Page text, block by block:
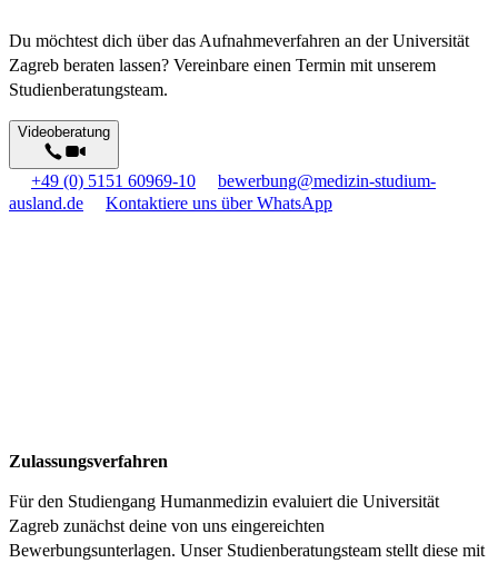
Du möchtest dich über das Aufnahmeverfahren an der Universität
Zagreb beraten lassen? Vereinbare einen Termin mit unserem
Studienberatungsteam.
Videoberatung
+49 (0) 5151 60969-10
bewerbung@medizin-studium-
ausland.de
Kontaktiere uns über WhatsApp
Zulassungsverfahren
Für den Studiengang Humanmedizin evaluiert die Universität
Zagreb zunächst deine von uns eingereichten
Bewerbungsunterlagen. Unser Studienberatungsteam stellt diese mit